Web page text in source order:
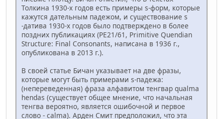
Толкина 1930-х годов есть примеры s-форм, которые
кажутся дательным падежом, и существование s
-датива 1930-х годов было подтверждено в более
поздних публикациях (PE21/61, Primitive Quendian
Structure: Final Consonants, написана в 1936 г.,
опубликована в 2013 г.).
В своей статье Бичан указывает на две фразы,
которые могут быть примерами s-падежа:
(непереведенная) фраза алфавитом тенгвар qualma
hendas (существует общее мнение, что начальная
тенгва вероятно, является ошибочной и первое
слово - calma). Арден Смит предположил, что эта